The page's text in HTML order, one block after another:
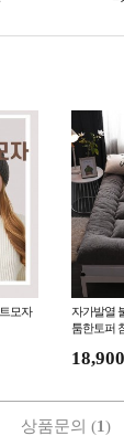
모자
자가발열
툼한토퍼
18,900
상품문의 (1)